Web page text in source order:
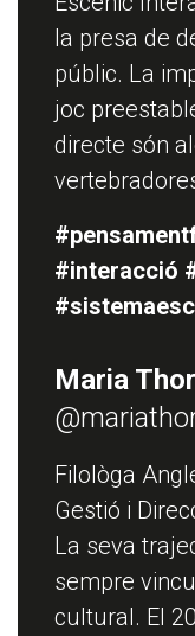
la presa de
públic. La
joc
directe són
#interacció
Maria
Filològa
Gestió i
La seva
sempre
cultural. El